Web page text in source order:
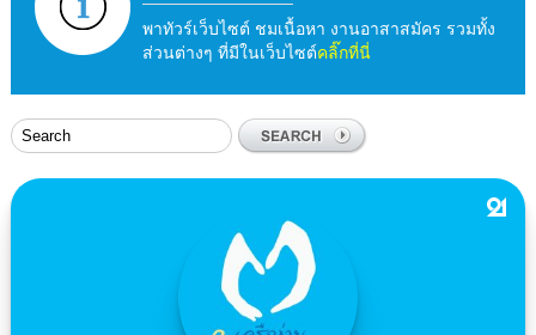
พาทัวร์เว็บไซต์ ชมเนื้อหา งานอาสาสมัคร รวมทั้ง
ส่วนต่างๆ ที่มีในเว็บไซต์คลิ๊กที่นี่